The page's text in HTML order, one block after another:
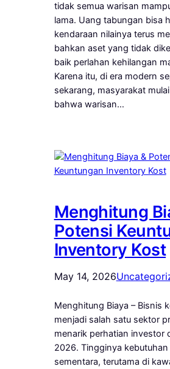
tidak semua warisan
lama. Uang tabungan bisa
kendaraan nilainya terus
bahkan aset yang tidak
baik perlahan kehilangan
Karena itu, di era modern
sekarang, masyarakat
bahwa warisan…
Menghitung
Potensi
Inventory Kost
May 14, 2026
Menghitung Biaya – Bisnis
menjadi salah satu sektor
menarik perhatian investor
2026. Tingginya kebutuhan
sementara, terutama di